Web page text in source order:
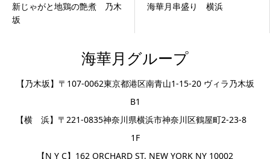
新じゃがと地鶏の艶煮 乃木
坂
海華月串盛り 横浜
海華月グループ
【乃木坂】〒107-0062東京都港区南青山1-15-20 ヴィラ乃木坂
B1
【横 浜】〒221-0835神奈川県横浜市神奈川区鶴屋町2-23-8
1F
【N Y C】162 ORCHARD ST, NEW YORK NY 10002